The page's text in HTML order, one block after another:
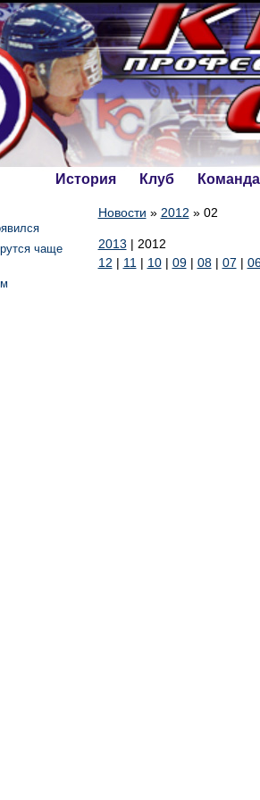
История Клуб Команда
Новости » 2012 » 02
2013 | 2012
12 | 11 | 10| 09| 08| 07 |
чаще